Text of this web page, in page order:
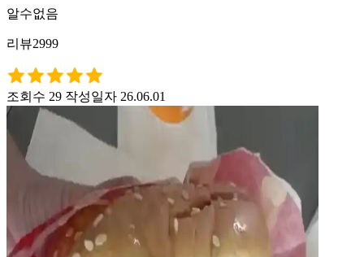
알수없음
리뷰2999
조회수 29 작성일자 26.06.01